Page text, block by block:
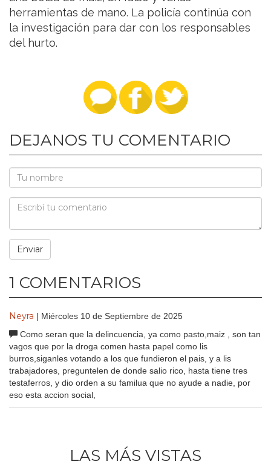
herramientas de mano. La policía continúa con
la investigación para dar con los responsables
del hurto.
DEJANOS TU COMENTARIO
1 COMENTARIOS
Neyra | Miércoles 10 de Septiembre de 2025
Como seran que la delincuencia, ya como pasto,maiz , son tan
vagos que por la droga comen hasta papel como lis
burros,siganles votando a los que fundieron el pais, y a lis
trabajadores, preguntelen de donde salio rico, hasta tiene tres
testaferros, y dio orden a su familua que no ayude a nadie, por
eso esta accion social,
LAS MÁS VISTAS